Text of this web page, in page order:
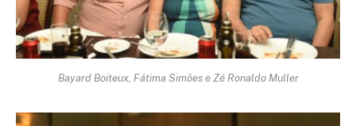
Bayard Boiteux, Fátima Simões e Zé Ronaldo Muller